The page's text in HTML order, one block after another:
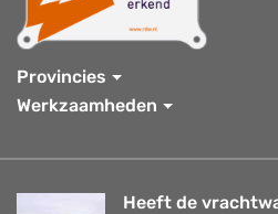
Provincies
Werkzaamheden
Heeft de